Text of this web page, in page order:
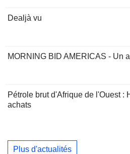
Dealjà vu
MORNING BID AMERICAS - Un
Pétrole brut d'Afrique de l'Ouest :
achats
Plus d'actualités